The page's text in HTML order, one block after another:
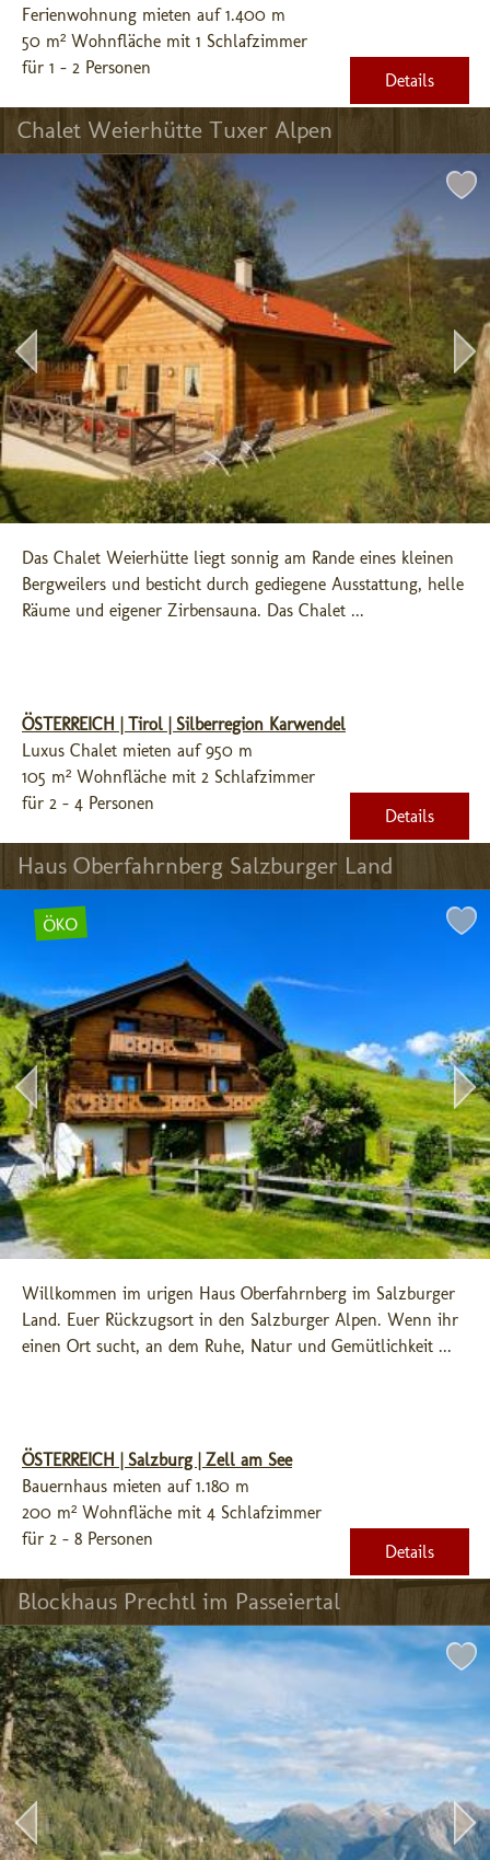
Ferienwohnung mieten auf 1.400 m
50 m² Wohnfläche mit 1 Schlafzimmer
für 1 - 2 Personen
Details
Chalet Weierhütte Tuxer Alpen
Das Chalet Weierhütte liegt sonnig am Rande eines kleinen
Bergweilers und besticht durch gediegene Ausstattung, helle
Räume und eigener Zirbensauna. Das Chalet ...
ÖSTERREICH | Tirol | Silberregion Karwendel
Luxus Chalet mieten auf 950 m
105 m² Wohnfläche mit 2 Schlafzimmer
für 2 - 4 Personen
Details
Haus Oberfahrnberg Salzburger Land
ÖKO
Willkommen im urigen Haus Oberfahrnberg im Salzburger
Land. Euer Rückzugsort in den Salzburger Alpen. Wenn ihr
einen Ort sucht, an dem Ruhe, Natur und Gemütlichkeit ...
ÖSTERREICH | Salzburg | Zell am See
Bauernhaus mieten auf 1.180 m
200 m² Wohnfläche mit 4 Schlafzimmer
für 2 - 8 Personen
Details
Blockhaus Prechtl im Passeiertal